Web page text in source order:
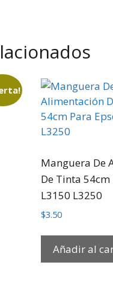
Manguera De
De Tinta 54cm
L3150 L3250
$3.50
Añadir al